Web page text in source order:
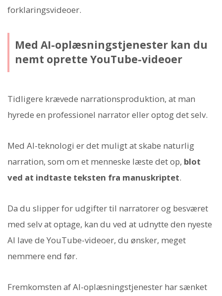
forklaringsvideoer.
Med AI-oplæsningstjenester kan du
nemt oprette YouTube-videoer
Tidligere krævede narrationsproduktion, at man
hyrede en professionel narrator eller optog det selv.
Med AI-teknologi er det muligt at skabe naturlig
narration, som om et menneske læste det op, blot
ved at indtaste teksten fra manuskriptet.
Da du slipper for udgifter til narratorer og besværet
med selv at optage, kan du ved at udnytte den nyeste
AI lave de YouTube-videoer, du ønsker, meget
nemmere end før.
Fremkomsten af AI-oplæsningstjenester har sænket